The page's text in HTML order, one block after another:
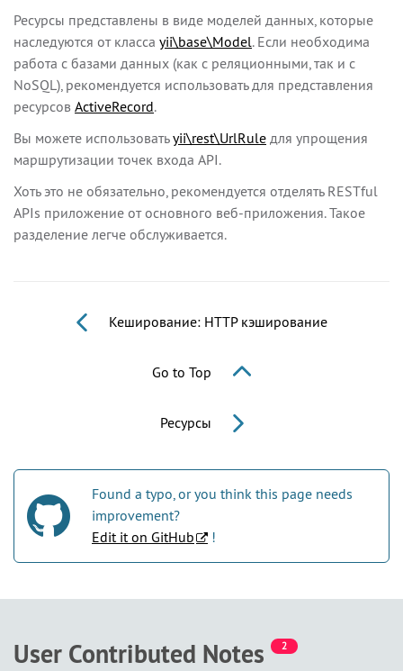
Ресурсы представлены в виде моделей данных, которые
наследуются от класса yii\base\Model. Если необходима
работа с базами данных (как с реляционными, так и с
NoSQL), рекомендуется использовать для представления
ресурсов ActiveRecord.
Вы можете использоватьyii\rest\UrlRule для упрощения
маршрутизации точек входа API.
Хоть это не обязательно, рекомендуется отделять RESTful
APIs приложение от основного веб-приложения. Такое
разделение легче обслуживается.
Кеширование: HTTP кэширование
Go to Top
Ресурсы
Found a typo, or you think this page needs
improvement?
Edit it on GitHub
!
User Contributed Notes 2